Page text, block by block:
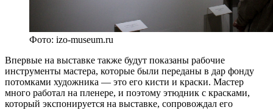
Фото: izo-museum.ru
Впервые на выставке также будут показаны рабочие
инструменты мастера, которые были переданы в дар фонду
потомками художника — это его кисти и краски. Мастер
много работал на пленере, и поэтому этюдник с красками,
который экспонируется на выставке, сопровождал его